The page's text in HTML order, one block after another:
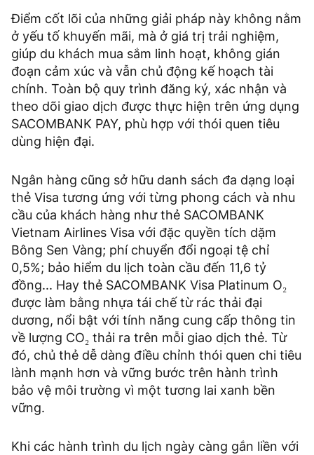
Điểm cốt lõi của những giải pháp này không nằm
ở yếu tố khuyến mãi, mà ở giá trị trải nghiệm,
giúp du khách mua sắm linh hoạt, không gián
đoạn cảm xúc và vẫn chủ động kế hoạch tài
chính. Toàn bộ quy trình đăng ký, xác nhận và
theo dõi giao dịch được thực hiện trên ứng dụng
SACOMBANK PAY, phù hợp với thói quen tiêu
dùng hiện đại.
Ngân hàng cũng sở hữu danh sách đa dạng loại
thẻ Visa tương ứng với từng phong cách và nhu
cầu của khách hàng như thẻ SACOMBANK
Vietnam Airlines Visa với đặc quyền tích dặm
Bông Sen Vàng; phí chuyển đổi ngoại tệ chỉ
0,5%; bảo hiểm du lịch toàn cầu đến 11,6 tỷ
đồng... Hay thẻ SACOMBANK Visa Platinum O₂
được làm bằng nhựa tái chế từ rác thải đại
dương, nổi bật với tính năng cung cấp thông tin
về lượng CO₂ thải ra trên mỗi giao dịch thẻ. Từ
đó, chủ thẻ dễ dàng điều chỉnh thói quen chi tiêu
lành mạnh hơn và vững bước trên hành trình
bảo vệ môi trường vì một tương lai xanh bền
vững.
Khi các hành trình du lịch ngày càng gắn liền với